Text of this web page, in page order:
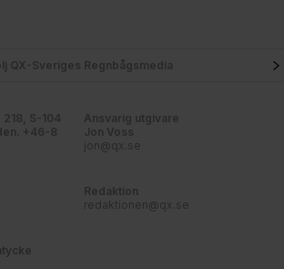
QX-Sveriges Regnbågsmedia
218, S-104
+46-8
Ansvarig utgivare
Jon Voss
jon@qx.se
Redaktion
redaktionen@qx.se